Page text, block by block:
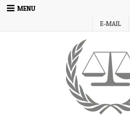
Skip
MENU
E-MAIL